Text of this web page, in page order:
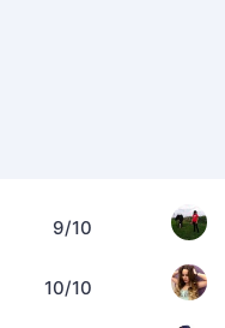
9/10
10/10